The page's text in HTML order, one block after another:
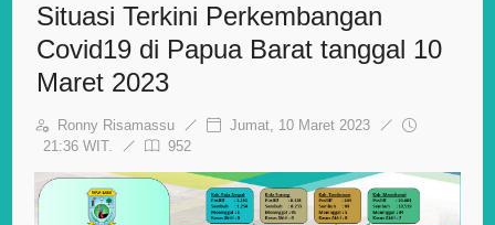
e
b
o
o
k
t
s
A
p
p
Situasi Terkini Perkembangan
Covid19 di Papua Barat tanggal 10
Maret 2023
Ronny Risamassu
Jumat, 10 Maret 2023
21:36 WIT.
952